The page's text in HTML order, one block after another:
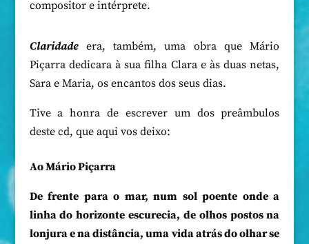
compositor e intérprete.
Claridadeera, também, uma obra que Mário
Piçarra dedicara à sua filha Clara e às duas netas,
Sara e Maria, os encantos dos seus dias.
Tive a honra de escrever um dos preâmbulos
deste cd, que aqui vos deixo:
Ao Mário Piçarra
De frente para o mar, num sol poente onde a
linha do horizonte escurecia, de olhos postos na
lonjura e na distância, uma vida atrás do olhar se